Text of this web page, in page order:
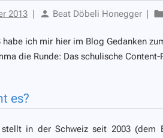
2013 | Beat Döbeli Honegger |
habe ich mir hier im Blog Gedanken
die Runde: Das schulische
es?
in der Schweiz seit 2003 (dem